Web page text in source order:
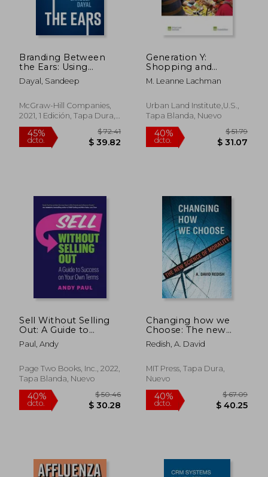
45%
dcto.
Branding Between
the Ears: Using
Cognitive Science to
Build Lasting
Connections (en
Inglés)
Dayal, Sandeep
McGraw-Hill Companies,
2021, 1 Edición, Tapa Dura,
Nuevo
Generation Y:
Shopping and
Entertainment in the
Digital Age
M. Leanne Lachman
Urban Land Institute,U.S.,
Tapa Blanda, Nuevo
Sell Without Selling
Out: A Guide to
Success on Your Own
Terms (en Inglés)
Paul, Andy
Page Two Books, Inc., 2022,
Tapa Blanda, Nuevo
Changing how we
Choose: The new
Science of Morality
(en Inglés)
Redish, A. David
MIT Press, Tapa Dura,
Nuevo